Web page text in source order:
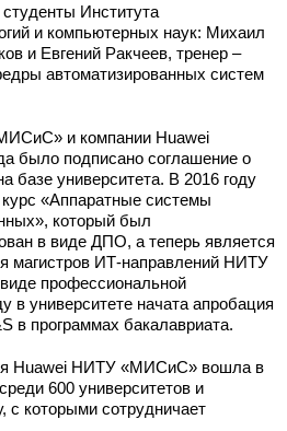
Института
и компьютерных наук: Михаил
и Евгений Ракчеев, тренер –
автоматизированных систем
и компании Huawei
было подписано соглашение о
базе университета. В 2016 году
«Аппаратные системы
который был
в виде ДПО, а теперь является
магистров ИТ-направлений НИТУ
профессиональной
в университете начата апробация
в программах бакалавриата.
Huawei НИТУ «МИСиС» вошла в
600 университетов и
с которыми сотрудничает